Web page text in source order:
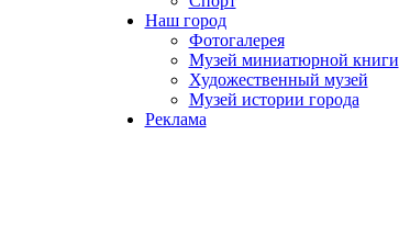
Наш город
Фотогалерея
Музей миниатюрной книги
Художественный музей
Музей истории города
Реклама